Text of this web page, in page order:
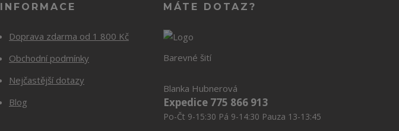
INFORMACE
Doprava zdarma od 1 800 Kč
Obchodní podmínky
Nejčastější dotazy
Blog
MÁTE DOTAZ?
Barevné šití
Blanka Hubnerová
Expedice 775 866 913
Po-Čt 9-15:30 Pá 9-14:30 Pauza 13-13:45